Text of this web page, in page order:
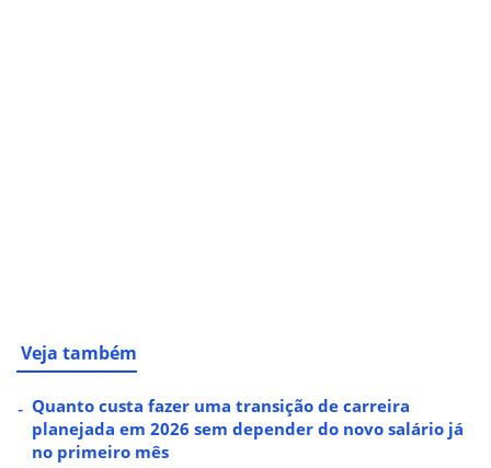
Veja também
Quanto custa fazer uma transição de carreira
planejada em 2026 sem depender do novo salário já
no primeiro mês